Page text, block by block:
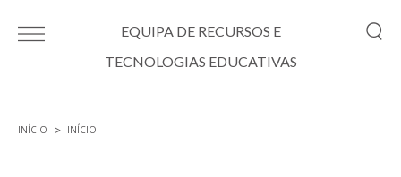
EQUIPA DE RECURSOS E
TECNOLOGIAS EDUCATIVAS
INÍCIO INÍCIO